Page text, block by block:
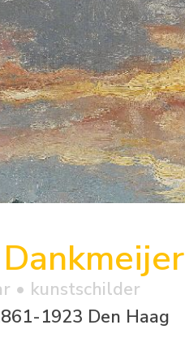
• kunstschilder
1923 Den Haag